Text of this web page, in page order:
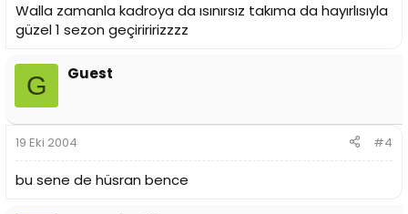
Walla zamanla kadroya da ısınırsız takıma da hayırlısıyla
güzel 1 sezon geçiriririzzzz
G Guest
19 Eki 2004 #4
bu sene de hüsran bence